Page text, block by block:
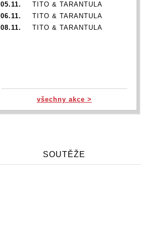
05.11.
TITO & TARANTULA
06.11.
TITO & TARANTULA
08.11.
TITO & TARANTULA
všechny akce >
SOUTĚŽE